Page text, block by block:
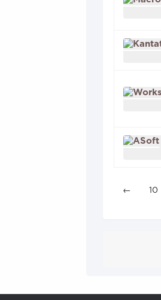
← 10